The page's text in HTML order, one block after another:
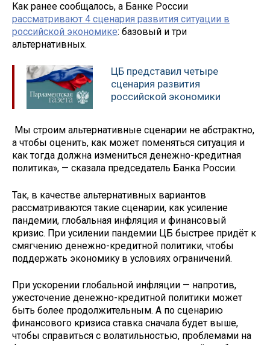
Как ранее сообщалось, а Банке России
рассматривают 4 сценария развития ситуации в
российской экономике: базовый и три
альтернативных.
ЦБ представил четыре
сценария развития
российской экономики
Мы строим альтернативные сценарии не абстрактно,
а чтобы оценить, как может поменяться ситуация и
как тогда должна измениться денежно-кредитная
политика», — сказала председатель Банка России.
Так, в качестве альтернативных вариантов
рассматриваются такие сценарии, как усиление
пандемии, глобальная инфляция и финансовый
кризис. При усилении пандемии ЦБ быстрее придёт к
смягчению денежно-кредитной политики, чтобы
поддержать экономику в условиях ограничений.
При ускорении глобальной инфляции — напротив,
ужесточение денежно-кредитной политики может
быть более продолжительным. А по сценарию
финансового кризиса ставка сначала будет выше,
чтобы справиться с волатильностью, проблемами на